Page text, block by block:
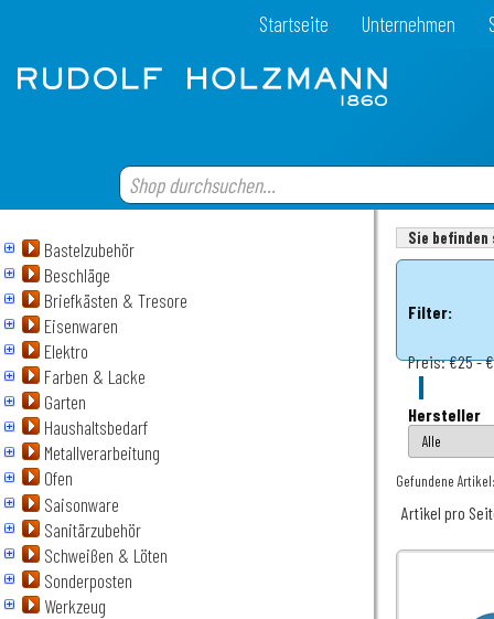
Startseite Unternehmen
Bastelzubehör
Beschläge
Briefkästen & Tresore
Eisenwaren
Elektro
Farben & Lacke
Garten
Haushaltsbedarf
Metallverarbeitung
Ofen
Saisonware
Sanitärzubehör
Schweißen & Löten
Sonderposten
Werkzeug
Sie
Filter:
Preis:€25 -
Hersteller
Gefundene
Artikel pro